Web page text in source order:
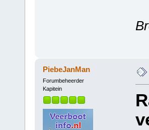
PiebeJanMan
Forumbeheerder
Kapitein